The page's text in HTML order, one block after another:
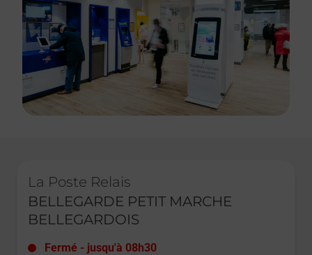
La Poste Relais
BELLEGARDE PETIT MARCHE
BELLEGARDOIS
Fermé - jusqu'à 08h30